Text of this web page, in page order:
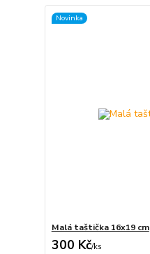
Novinka
Malá taštička 16x19 cm
300 Kč/ks